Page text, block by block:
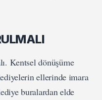
Kentsel dönüşüme
ellerinde imara
buralardan elde